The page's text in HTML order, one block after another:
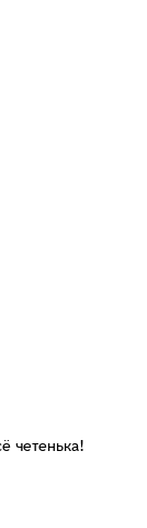
четенька!